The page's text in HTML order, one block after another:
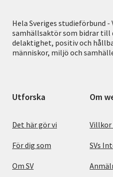
Hela Sveriges studieförbund -
samhällsaktör som bidrar till
delaktighet, positiv och
människor, miljö och
Utforska
Det här gör vi
För dig som
Om SV
Om
SVs